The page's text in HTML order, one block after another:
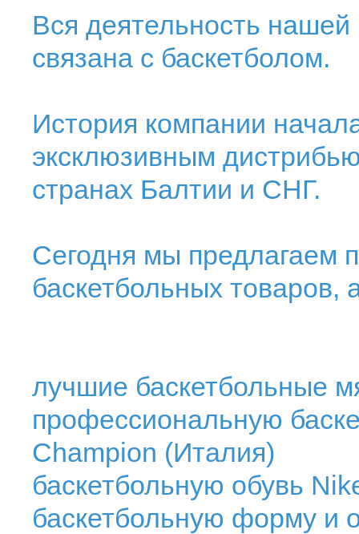
Вся деятельность
связана с баскетболом.
История компании
эксклюзивным
странах Балтии и СНГ.
Сегодня мы предлагаем
баскетбольных товаров,
лучшие баскетбольные
профессиональную
Champion (Италия)
баскетбольную обувь
баскетбольную форму